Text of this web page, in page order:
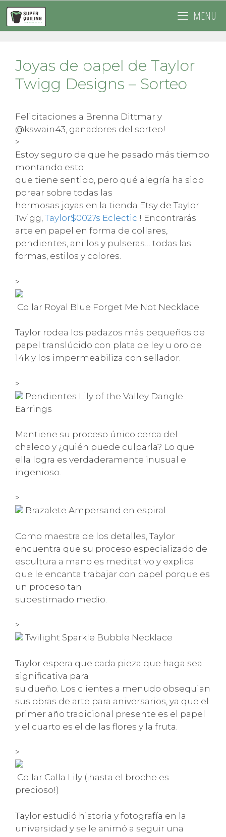
Saltar
contenido
MENU
Joyas de papel de Taylor
Twigg Designs – Sorteo
Felicitaciones a Brenna Dittmar y
@kswain43, ganadores del sorteo!
>
Estoy seguro de que he pasado más tiempo
montando esto
que tiene sentido, pero qué alegría ha sido
porear sobre todas las
hermosas joyas en la tienda Etsy de Taylor
Twigg,Taylor$0027s Eclectic ! Encontrarás
arte en papel en forma de collares,
pendientes, anillos y pulseras… todas las
formas, estilos y colores.
>
Collar Royal Blue Forget Me Not Necklace
Taylor rodea los pedazos más pequeños de
papel translúcido con plata de ley u oro de
14k y los impermeabiliza con sellador.
>
Pendientes Lily of the Valley Dangle
Earrings
Mantiene su proceso único cerca del
chaleco y ¿quién puede culparla? Lo que
ella logra es verdaderamente inusual e
ingenioso.
>
Brazalete Ampersand en espiral
Como maestra de los detalles, Taylor
encuentra que su proceso especializado de
escultura a mano es meditativo y explica
que le encanta trabajar con papel porque es
un proceso tan
subestimado medio.
>
Twilight Sparkle Bubble Necklace
Taylor espera que cada pieza que haga sea
significativa para
su dueño. Los clientes a menudo obsequian
sus obras de arte para aniversarios, ya que el
primer año tradicional presente es el papel
y el cuarto es el de las flores y la fruta.
>
Collar Calla Lily (¡hasta el broche es
precioso!)
Taylor estudió historia y fotografía en la
universidad y se le animó a seguir una